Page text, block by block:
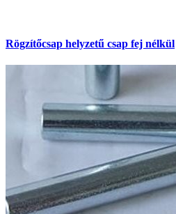
Rögzítőcsap helyzetű csap fej nélkül